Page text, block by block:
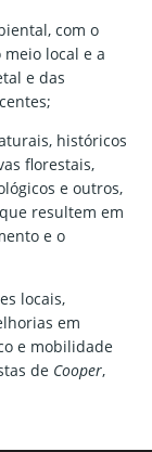
com o
local e a
e das
históricos
florestais,
e outros,
resultem em
e o
locais,
em
e mobilidade
de Cooper,